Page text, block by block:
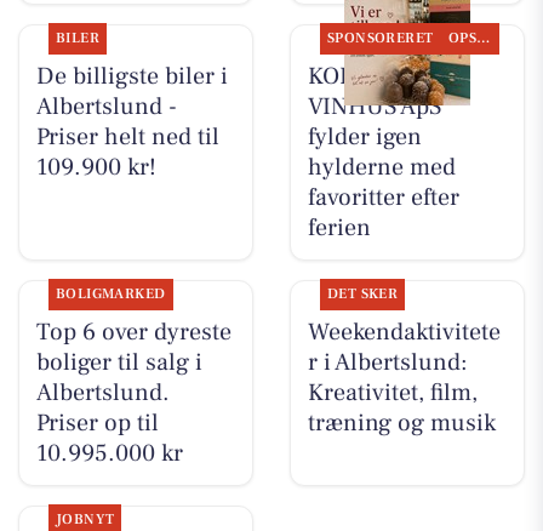
BILER
De billigste biler i
Albertslund -
Priser helt ned til
109.900 kr!
SPONSORERET OPSLAGSTAVLEN
KOKKENS
VINHUS ApS
fylder igen
hylderne med
favoritter efter
ferien
BOLIGMARKED
Top 6 over dyreste
boliger til salg i
Albertslund.
Priser op til
10.995.000 kr
DET SKER
Weekendaktivitete
r i Albertslund:
Kreativitet, film,
træning og musik
JOBNYT